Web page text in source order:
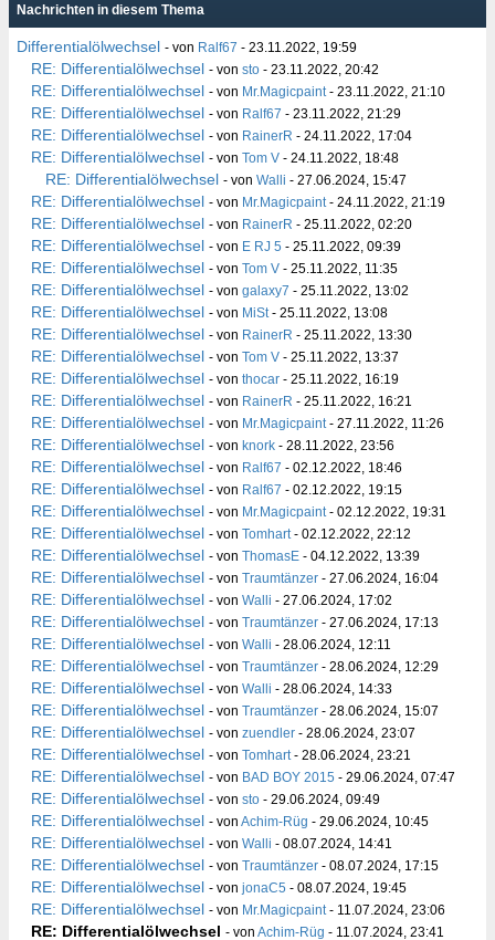
Nachrichten in diesem Thema
Differentialölwechsel - von Ralf67 - 23.11.2022, 19:59
RE: Differentialölwechsel - von sto - 23.11.2022, 20:42
RE: Differentialölwechsel - von Mr.Magicpaint- 23.11.2022, 21:10
RE: Differentialölwechsel - von Ralf67 - 23.11.2022, 21:29
RE: Differentialölwechsel - von RainerR - 24.11.2022, 17:04
RE: Differentialölwechsel - von Tom V - 24.11.2022, 18:48
RE: Differentialölwechsel - von Walli - 27.06.2024, 15:47
RE: Differentialölwechsel - von Mr.Magicpaint- 24.11.2022, 21:19
RE: Differentialölwechsel - von RainerR - 25.11.2022, 02:20
RE: Differentialölwechsel - von E RJ 5 - 25.11.2022, 09:39
RE: Differentialölwechsel - von Tom V - 25.11.2022, 11:35
RE: Differentialölwechsel - von galaxy7 - 25.11.2022, 13:02
RE: Differentialölwechsel - von MiSt- 25.11.2022, 13:08
RE: Differentialölwechsel - von RainerR - 25.11.2022, 13:30
RE: Differentialölwechsel - von Tom V - 25.11.2022, 13:37
RE: Differentialölwechsel - von thocar - 25.11.2022, 16:19
RE: Differentialölwechsel - von RainerR - 25.11.2022, 16:21
RE: Differentialölwechsel - von Mr.Magicpaint- 27.11.2022, 11:26
RE: Differentialölwechsel - von knork - 28.11.2022, 23:56
RE: Differentialölwechsel - von Ralf67 - 02.12.2022, 18:46
RE: Differentialölwechsel - von Ralf67 - 02.12.2022, 19:15
RE: Differentialölwechsel - von Mr.Magicpaint- 02.12.2022, 19:31
RE: Differentialölwechsel - von Tomhart- 02.12.2022, 22:12
RE: Differentialölwechsel - von ThomasE - 04.12.2022, 13:39
RE: Differentialölwechsel - von Traumtänzer - 27.06.2024, 16:04
RE: Differentialölwechsel - von Walli - 27.06.2024, 17:02
RE: Differentialölwechsel - von Traumtänzer - 27.06.2024, 17:13
RE: Differentialölwechsel - von Walli - 28.06.2024, 12:11
RE: Differentialölwechsel - von Traumtänzer - 28.06.2024, 12:29
RE: Differentialölwechsel - von Walli - 28.06.2024, 14:33
RE: Differentialölwechsel - von Traumtänzer - 28.06.2024, 15:07
RE: Differentialölwechsel - von zuendler - 28.06.2024, 23:07
RE: Differentialölwechsel - von Tomhart- 28.06.2024, 23:21
RE: Differentialölwechsel - von BAD BOY 2015 - 29.06.2024, 07:47
RE: Differentialölwechsel - von sto - 29.06.2024, 09:49
RE: Differentialölwechsel - von Achim-Rüg - 29.06.2024, 10:45
RE: Differentialölwechsel - von Walli - 08.07.2024, 14:41
RE: Differentialölwechsel - von Traumtänzer - 08.07.2024, 17:15
RE: Differentialölwechsel - von jonaC5 - 08.07.2024, 19:45
RE: Differentialölwechsel - von Mr.Magicpaint- 11.07.2024, 23:06
RE: Differentialölwechsel - von Achim-Rüg - 11.07.2024, 23:41